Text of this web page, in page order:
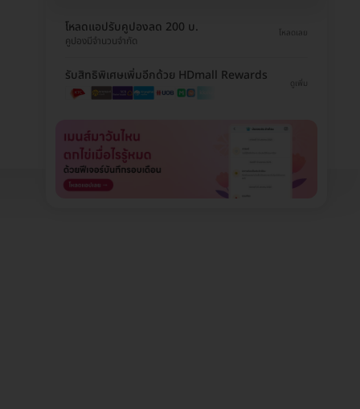
โหลดแอปรับคูปองลด 200 บ.
คูปองมีจำนวนจำกัด
โหลดเลย
รับสิทธิพิเศษเพิ่มอีกด้วย HDmall Rewards
ดูเพิ่ม